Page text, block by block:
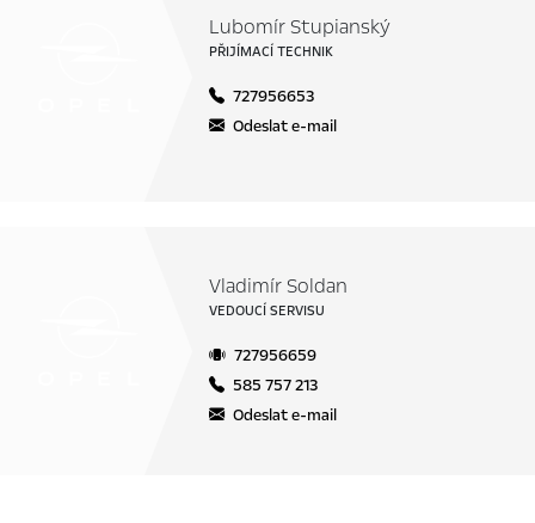
Lubomír Stupianský
PŘIJÍMACÍ TECHNIK
727956653
Odeslat e-mail
Vladimír Soldan
VEDOUCÍ SERVISU
727956659
585 757 213
Odeslat e-mail